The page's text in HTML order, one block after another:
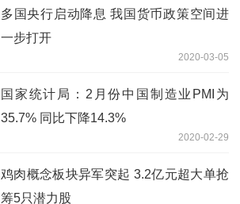
多国央行启动降息 我国货币政策空间进
一步打开
2020-03-05
国家统计局：2月份中国制造业PMI为
35.7% 同比下降14.3%
2020-02-29
鸡肉概念板块异军突起 3.2亿元超大单抢
筹5只潜力股